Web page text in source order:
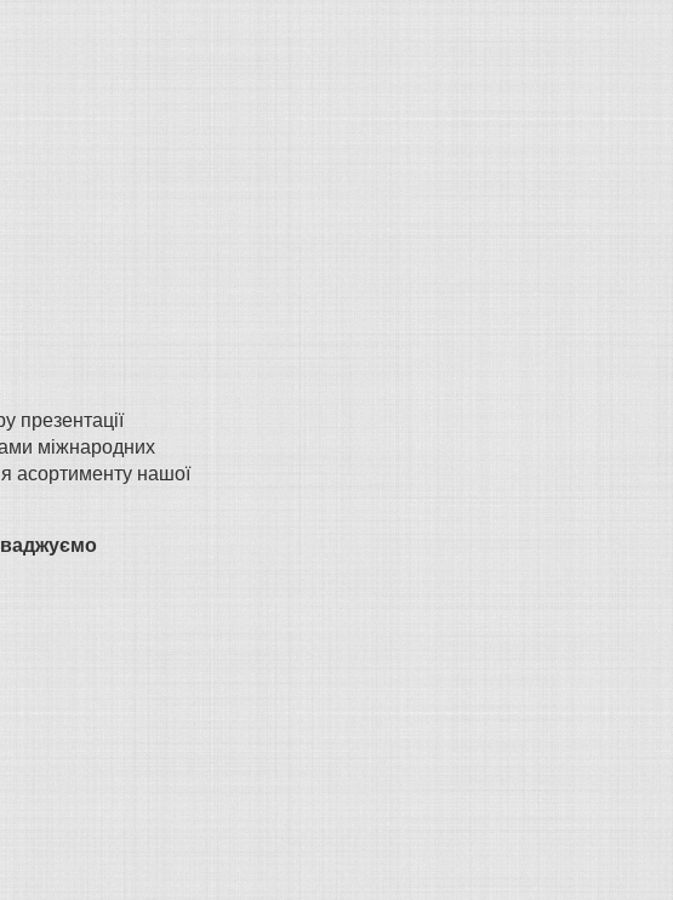
презентації
міжнародних
асортименту нашої